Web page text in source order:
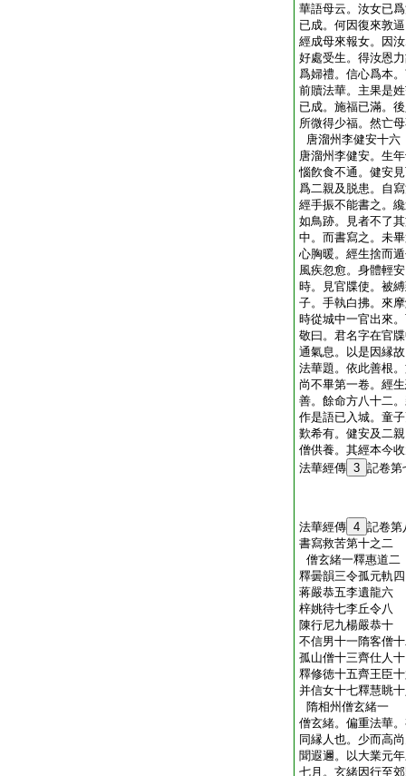
華語母云。汝女已
已成。何因復來敦
經成母來報女。因
好處受生。得汝恩
爲婦禮。信心爲本
前贖法華。主果是
已成。施福已滿。
所微得少福。然亡
唐溜州李健安十六
唐溜州李健安。生
惱飮食不通。健安
爲二親及脱患。自
經手振不能書之。
如鳥跡。見者不了
中。而書寫之。未
心胸暖。經生捨而
風疾忽愈。身體輕
時。見官牒使。被
子。手執白拂。來
時從城中一官出來
敬曰。君名字在官
通氣息。以是因縁
法華題。依此善根
尚不畢第一卷。經
善。餘命方八十二
作是語已入城。童
歎希有。健安及二
僧供養。其經本今
法華經傳 3 記卷第
法華經傳 4 記卷第
書寫救苦第十之二
僧玄緒一釋惠道二
釋曇韻三令孤元軌四
蒋嚴恭五李遺龍六
梓姚待七李丘令八
陳行尼九楊嚴恭十
不信男十一隋客僧
孤山僧十三齊仕人
釋修徳十五齊王臣
并信女十七釋慧眺
隋相州僧玄緒一
僧玄緒。偏重法華
同縁人也。少而高
聞遐邇。以大業元
七月。玄緒因行至